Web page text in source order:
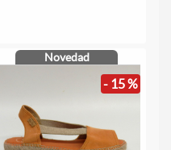
Novedad
- 15 %